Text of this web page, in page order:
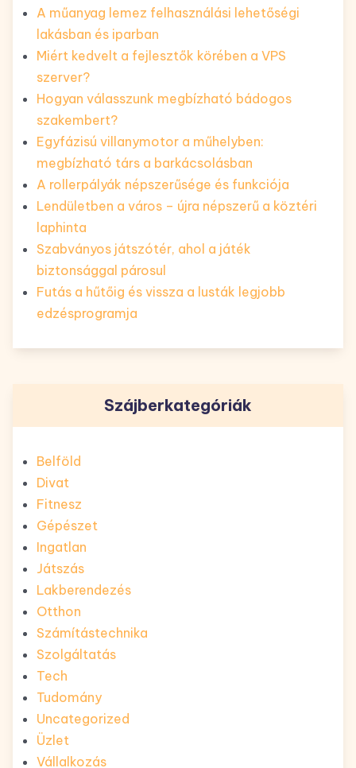
A műanyag lemez felhasználási lehetőségi
lakásban és iparban
Miért kedvelt a fejlesztők körében a VPS
szerver?
Hogyan válasszunk megbízható bádogos
szakembert?
Egyfázisú villanymotor a műhelyben:
megbízható társ a barkácsolásban
A rollerpályák népszerűsége és funkciója
Lendületben a város – újra népszerű a köztéri
laphinta
Szabványos játszótér, ahol a játék
biztonsággal párosul
Futás a hűtőig és vissza a lusták legjobb
edzésprogramja
Szájberkategóriák
Belföld
Divat
Fitnesz
Gépészet
Ingatlan
Játszás
Lakberendezés
Otthon
Számítástechnika
Szolgáltatás
Tech
Tudomány
Uncategorized
Üzlet
Vállalkozás